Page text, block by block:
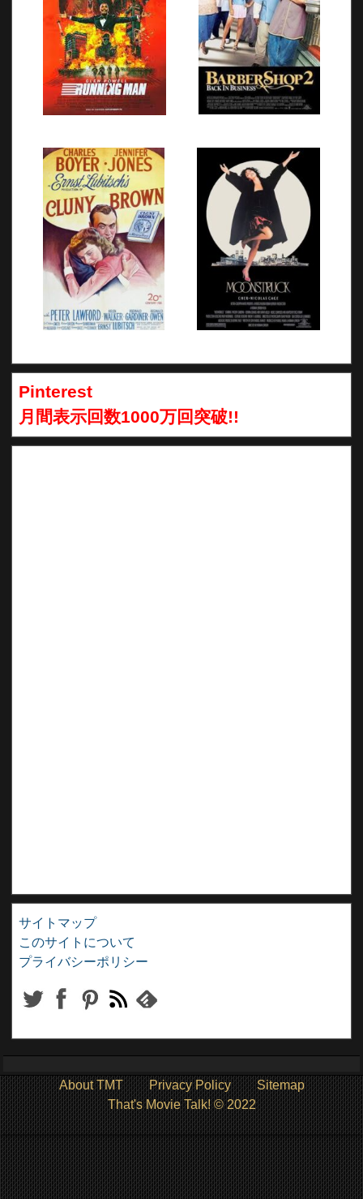
Pinterest
月間表示回数1000万回突破!!
サイトマップ
このサイトについて
プライバシーポリシー
About TMT Privacy Policy
Sitemap
That's Movie Talk! © 2022